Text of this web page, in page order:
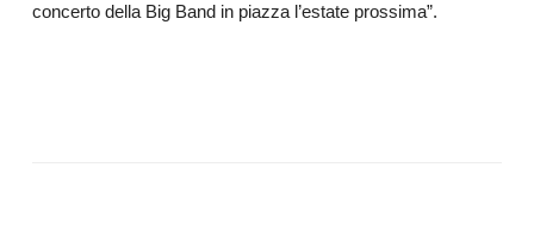
concerto della Big Band in piazza l’estate prossima”.